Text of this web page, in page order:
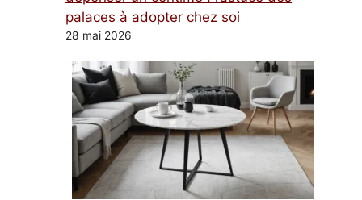
palaces à adopter chez soi
28 mai 2026